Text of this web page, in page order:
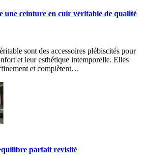
une ceinture en cuir véritable de qualité
sont des accessoires plébiscités pour
et leur esthétique intemporelle. Elles
et complètent…
parfait revisité